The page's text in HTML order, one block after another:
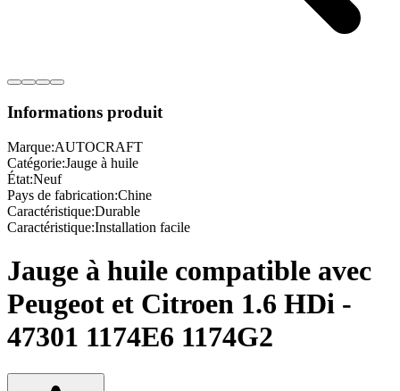
Informations produit
Marque:AUTOCRAFT
Catégorie:Jauge à huile
État:Neuf
Pays de fabrication:Chine
Caractéristique:Durable
Caractéristique:Installation facile
Jauge à huile compatible avec
Peugeot et Citroen 1.6 HDi -
47301 1174E6 1174G2